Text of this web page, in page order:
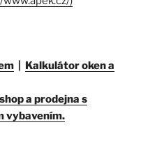
Kalkulátor oken a
a prodejna s
vybavením.